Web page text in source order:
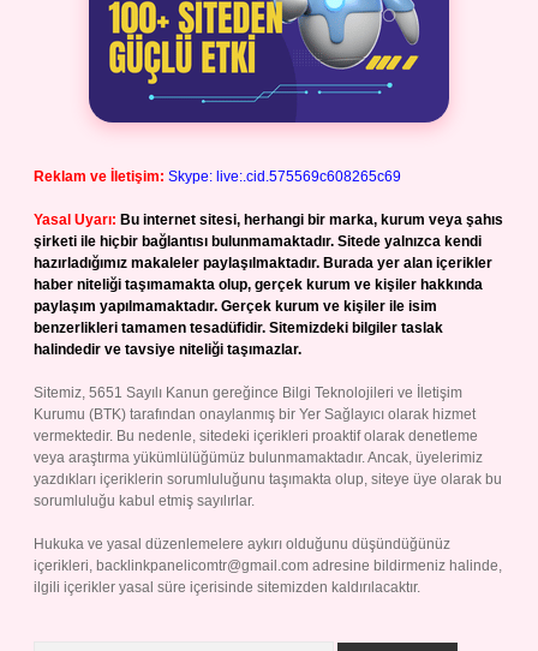
Reklam ve İletişim: Skype: live:.cid.575569c608265c69
Yasal Uyarı: Bu internet sitesi, herhangi bir marka, kurum veya şahıs
şirketi ile hiçbir bağlantısı bulunmamaktadır. Sitede yalnızca kendi
hazırladığımız makaleler paylaşılmaktadır. Burada yer alan içerikler
haber niteliği taşımamakta olup, gerçek kurum ve kişiler hakkında
paylaşım yapılmamaktadır. Gerçek kurum ve kişiler ile isim
benzerlikleri tamamen tesadüfidir. Sitemizdeki bilgiler taslak
halindedir ve tavsiye niteliği taşımazlar.
Sitemiz, 5651 Sayılı Kanun gereğince Bilgi Teknolojileri ve İletişim
Kurumu (BTK) tarafından onaylanmış bir Yer Sağlayıcı olarak hizmet
vermektedir. Bu nedenle, sitedeki içerikleri proaktif olarak denetleme
veya araştırma yükümlülüğümüz bulunmamaktadır. Ancak, üyelerimiz
yazdıkları içeriklerin sorumluluğunu taşımakta olup, siteye üye olarak bu
sorumluluğu kabul etmiş sayılırlar.
Hukuka ve yasal düzenlemelere aykırı olduğunu düşündüğünüz
içerikleri, backlinkpanelicomtr@gmail.com adresine bildirmeniz halinde,
ilgili içerikler yasal süre içerisinde sitemizden kaldırılacaktır.